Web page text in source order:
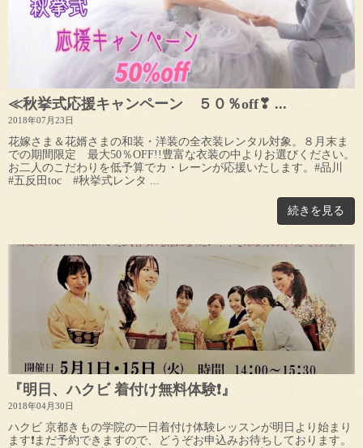
≪秋挙式応援キャンペーン ５０％off❣ ...
2018年07月23日
花嫁さま＆花婿さまの和装・洋装の全衣装レンタル対象。８月末ま
での期間限定 最大50％OFF!!豊富な衣装の中よりお選びください。
お二人のこだわりを低予算でカ・レーンが応援いたします。#品川
#五反田toc #秋挙式レンタ ...
続きを見る
『明日、ハクビ 着付け無料体験❗️』
2018年04月30日
ハクビ 京都きもの学院の一日着付け体験レッスンが明日より始まり
ます❗まだ予約できますので、どうぞお申込みお待ちしております。